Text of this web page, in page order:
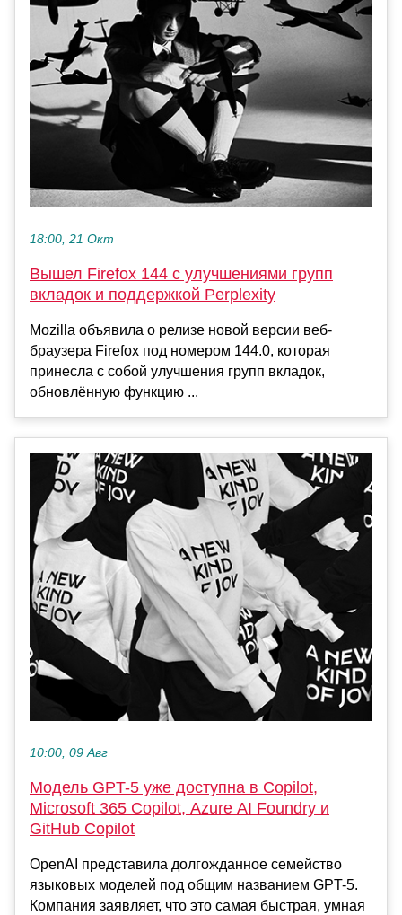
18:00, 21 Окт
Вышел Firefox 144 с улучшениями групп
вкладок и поддержкой Perplexity
Mozilla объявила о релизе новой версии веб-
браузера Firefox под номером 144.0, которая
принесла с собой улучшения групп вкладок,
обновлённую функцию ...
10:00, 09 Авг
Модель GPT-5 уже доступна в Copilot,
Microsoft 365 Copilot, Azure AI Foundry и
GitHub Copilot
OpenAI представила долгожданное семейство
языковых моделей под общим названием GPT-5.
Компания заявляет, что это самая быстрая, умная